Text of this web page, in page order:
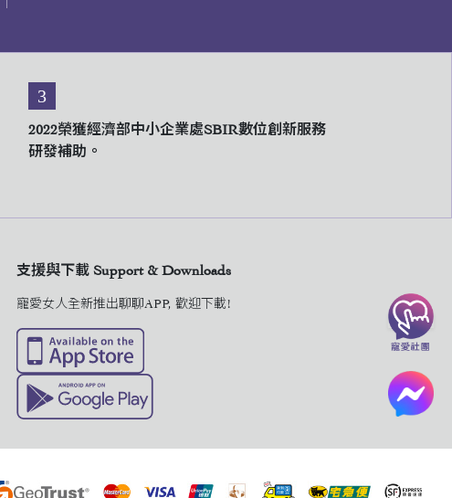
3
2022榮獲經濟部中小企業處SBIR數位創新服務
研發補助。
支援與下載 Support & Downloads
寵愛女人全新推出聊聊APP, 歡迎下載!